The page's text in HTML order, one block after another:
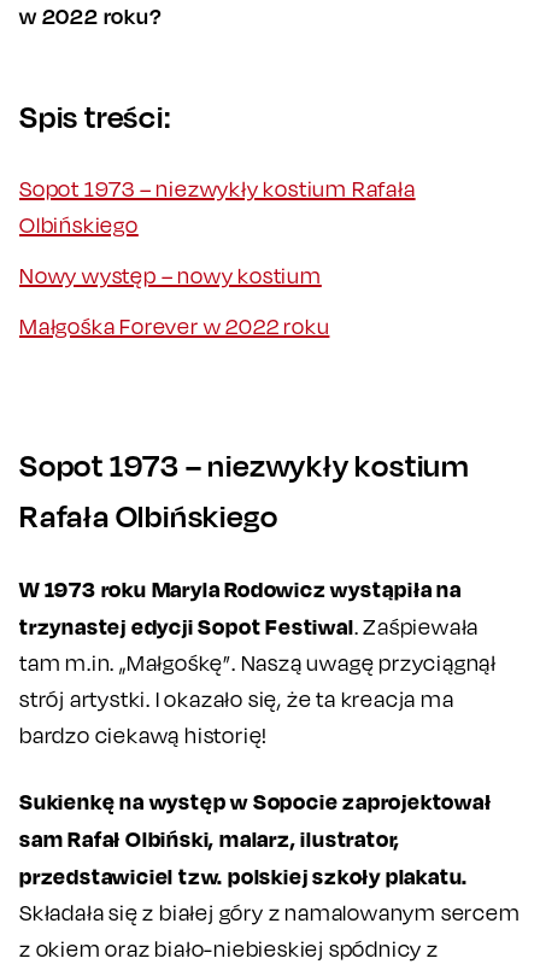
w 2022 roku?
Spis treści:
Sopot 1973 – niezwykły kostium Rafała
Olbińskiego
Nowy występ – nowy kostium
Małgośka Forever w 2022 roku
Sopot 1973 – niezwykły kostium
Rafała Olbińskiego
W 1973 roku Maryla Rodowicz wystąpiła na
trzynastej edycji Sopot Festiwal. Zaśpiewała
tam m.in. „Małgośkę”. Naszą uwagę przyciągnął
strój artystki. I okazało się, że ta kreacja ma
bardzo ciekawą historię!
Sukienkę na występ w Sopocie zaprojektował
sam Rafał Olbiński, malarz, ilustrator,
przedstawiciel tzw. polskiej szkoły plakatu.
Składała się z białej góry z namalowanym sercem
z okiem oraz biało-niebieskiej spódnicy z